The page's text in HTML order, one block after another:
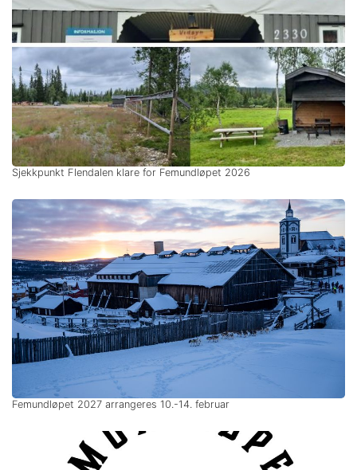
Sjekkpunkt Flendalen klare for Femundløpet 2026
Femundløpet 2027 arrangeres 10.-14. februar